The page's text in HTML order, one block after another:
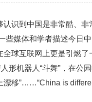
识到中国是非常酷、非
些媒体和学者描述今日
全球互联网上更是引燃
形机器人“斗舞”，在公
漂移”……“China is